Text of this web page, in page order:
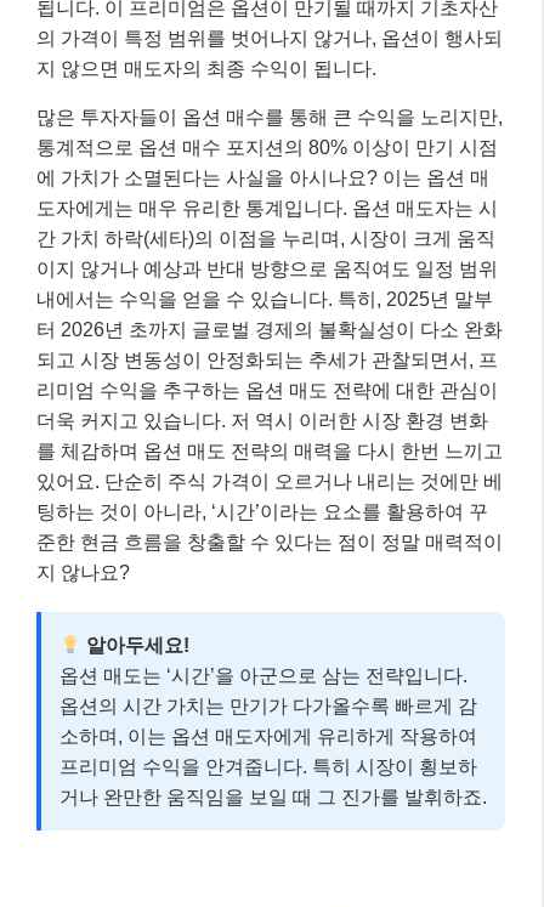
됩니다. 이 프리미엄은 옵션이 만기될 때까지 기초자산
의 가격이 특정 범위를 벗어나지 않거나, 옵션이 행사되
지 않으면 매도자의 최종 수익이 됩니다.
많은 투자자들이 옵션 매수를 통해 큰 수익을 노리지만,
통계적으로 옵션 매수 포지션의 80% 이상이 만기 시점
에 가치가 소멸된다는 사실을 아시나요? 이는 옵션 매
도자에게는 매우 유리한 통계입니다. 옵션 매도자는 시
간 가치 하락(세타)의 이점을 누리며, 시장이 크게 움직
이지 않거나 예상과 반대 방향으로 움직여도 일정 범위
내에서는 수익을 얻을 수 있습니다. 특히, 2025년 말부
터 2026년 초까지 글로벌 경제의 불확실성이 다소 완화
되고 시장 변동성이 안정화되는 추세가 관찰되면서, 프
리미엄 수익을 추구하는 옵션 매도 전략에 대한 관심이
더욱 커지고 있습니다. 저 역시 이러한 시장 환경 변화
를 체감하며 옵션 매도 전략의 매력을 다시 한번 느끼고
있어요. 단순히 주식 가격이 오르거나 내리는 것에만 베
팅하는 것이 아니라, ‘시간’이라는 요소를 활용하여 꾸
준한 현금 흐름을 창출할 수 있다는 점이 정말 매력적이
지 않나요?
알아두세요!
옵션 매도는 ‘시간’을 아군으로 삼는 전략입니다.
옵션의 시간 가치는 만기가 다가올수록 빠르게 감
소하며, 이는 옵션 매도자에게 유리하게 작용하여
프리미엄 수익을 안겨줍니다. 특히 시장이 횡보하
거나 완만한 움직임을 보일 때 그 진가를 발휘하죠.